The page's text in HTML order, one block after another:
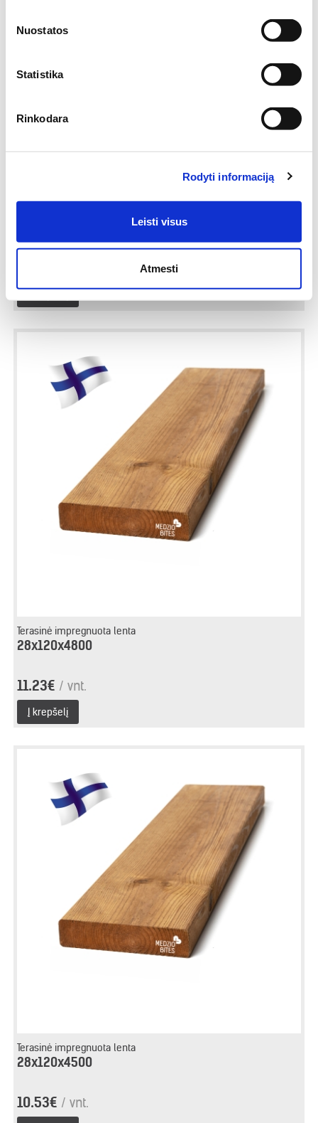
Nuostatos
Statistika
Rinkodara
Rodyti informaciją
Leisti visus
Atmesti
Terasinė impregnuota lenta
28x120x4800
11.23€ / vnt.
Į krepšelį
Terasinė impregnuota lenta
28x120x4500
10.53€ / vnt.